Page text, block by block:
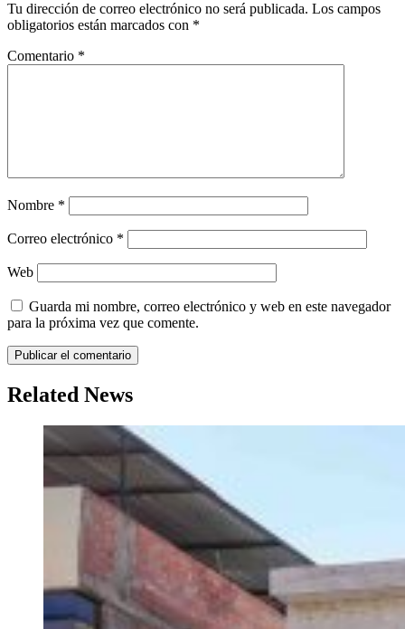
Tu dirección de correo electrónico no será publicada. Los campos
obligatorios están marcados con *
Comentario *
Nombre *
Correo electrónico *
Web
Guarda mi nombre, correo electrónico y web en este navegador
para la próxima vez que comente.
Related News